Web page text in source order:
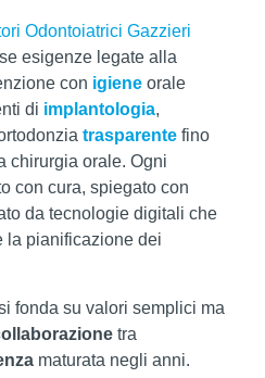
Odontoiatrici Gazzieri
esigenze legate alla
con igiene orale
di implantologia,
trasparente fino
chirurgia orale. Ogni
con cura, spiegato con
da tecnologie digitali che
la pianificazione dei
fonda su valori semplici ma
tra
maturata negli anni.